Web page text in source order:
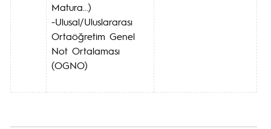
Matura...)
-Ulusal/Uluslararası
Ortaöğretim Genel
Not Ortalaması
(OGNO)